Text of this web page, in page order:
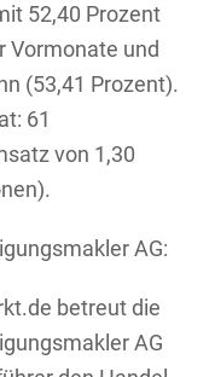
52,40 Prozent
Vormonate und
(53,41 Prozent).
61
von 1,30
AG:
betreut die
AG